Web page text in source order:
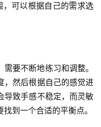
可以根据自己的需求选
要不断地练习和调整。
，然后根据自己的感觉进
导致手感不稳定，而灵敏
到一个合适的平衡点。